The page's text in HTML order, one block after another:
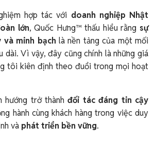
hợp tác với doanh nghiệp Nhật
lớn, Quốc Hưng™ thấu hiểu rằng sự
và minh bạch là nền tảng của một mối
dài. Vì vậy, đây cũng chính là những giá
tôi kiên định theo đuổi trong mọi hoạt
hướng trở thànhđối tác đáng tin cậy
hành cùng khách hàng trong việc duy
và phát triển bền vững.